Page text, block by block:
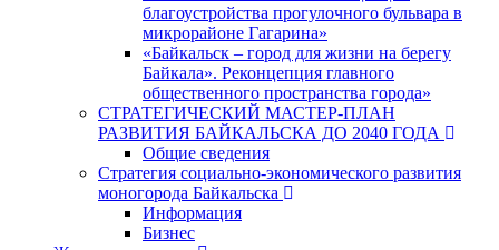
благоустройства прогулочного бульвара в
микрорайоне Гагарина»
«Байкальск – город для жизни на берегу
Байкала». Реконцепция главного
общественного пространства города»
СТРАТЕГИЧЕСКИЙ МАСТЕР-ПЛАН
РАЗВИТИЯ БАЙКАЛЬСКА ДО 2040 ГОДА
Общие сведения
Стратегия социально-экономического развития
моногорода Байкальска
Информация
Бизнес